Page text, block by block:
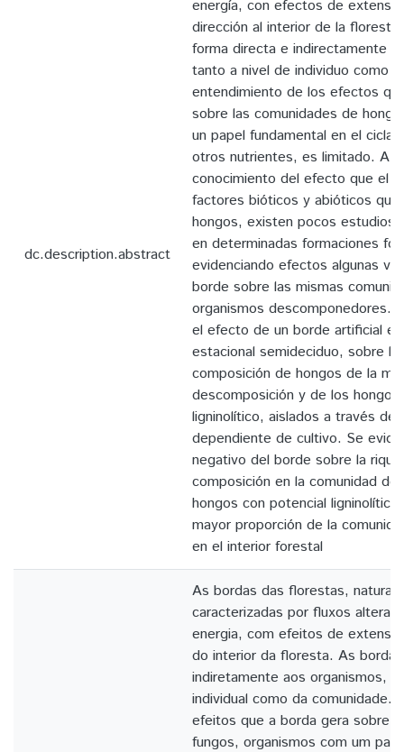
dc.description.abstract
energía, con efectos de
dirección al interior de la
forma directa e indirectamente a
tanto a nivel de individuo como
entendimiento de los efectos
sobre las comunidades de
un papel fundamental en el
otros nutrientes, es limitado. A
conocimiento del efecto que el
factores bióticos y abióticos que
hongos, existen pocos estudios,
en determinadas formaciones
evidenciando efectos algunas
borde sobre las mismas
organismos descomponedores.
el efecto de un borde artificial
estacional semideciduo, sobre la
composición de hongos de la
descomposición y de los
ligninolítico, aislados a través de
dependiente de cultivo. Se
negativo del borde sobre la
composición en la comunidad
hongos con potencial
mayor proporción de la
en el interior forestal
As bordas das florestas,
caracterizadas por fluxos
energia, com efeitos de
do interior da floresta. As
indiretamente aos organismos,
individual como da comunidade.
efeitos que a borda gera sobre
fungos, organismos com um